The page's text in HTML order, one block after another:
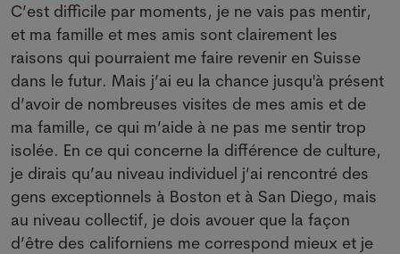
C’est difficile par moments, je ne vais pas mentir,
et ma famille et mes amis sont clairement les
raisons qui pourraient me faire revenir en Suisse
dans le futur. Mais j’ai eu la chance jusqu'à présent
d’avoir de nombreuses visites de mes amis et de
ma famille, ce qui m’aide à ne pas me sentir trop
isolée. En ce qui concerne la différence de culture,
je dirais qu’au niveau individuel j’ai rencontré des
gens exceptionnels à Boston et à San Diego, mais
au niveau collectif, je dois avouer que la façon
d’être des californiens me correspond mieux et je